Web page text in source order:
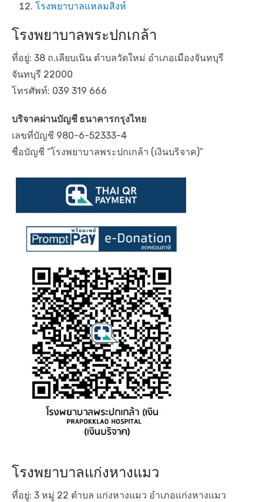
โรงพยาบาลแหลมสิงห์
โรงพยาบาลพระปกเกล้า
ที่อยู่: 38 ถ.เลียบเนิน ตำบลวัดใหม่ อำเภอเมืองจันทบุรี
จันทบุรี 22000
โทรศัพท์: 039 319 666
บริจาคผ่านบัญชี ธนาคารกรุงไทย
เลขที่บัญชี 980-6-52333-4
ชื่อบัญชี “โรงพยาบาลพระปกเกล้า (เงินบริจาค)”
โรงพยาบาลแก่งหางแมว
ที่อยู่: 3 หมู่ 22 ตำบล แก่งหางแมว อำเภอแก่งหางแมว